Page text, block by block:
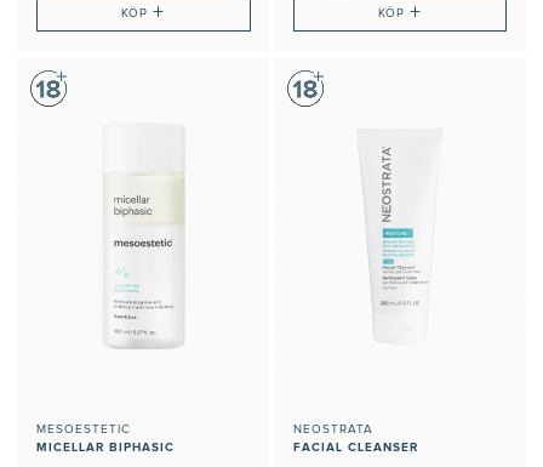
KÖP+ KÖP +
MESOESTETIC
MICELLAR BIPHASIC
NEOSTRATA
FACIAL CLEANSER